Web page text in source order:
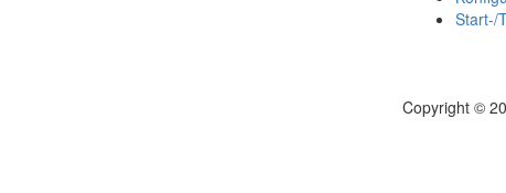
Start-/
Copyright ©